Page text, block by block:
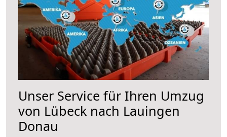
Unser Service für Ihren Umzug
von Lübeck nach Lauingen
Donau